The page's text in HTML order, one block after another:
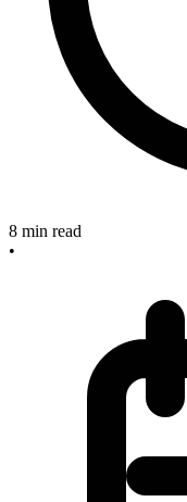
8 min read
•